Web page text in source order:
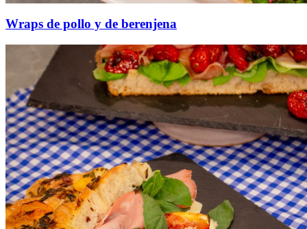
Wraps de pollo y de berenjena